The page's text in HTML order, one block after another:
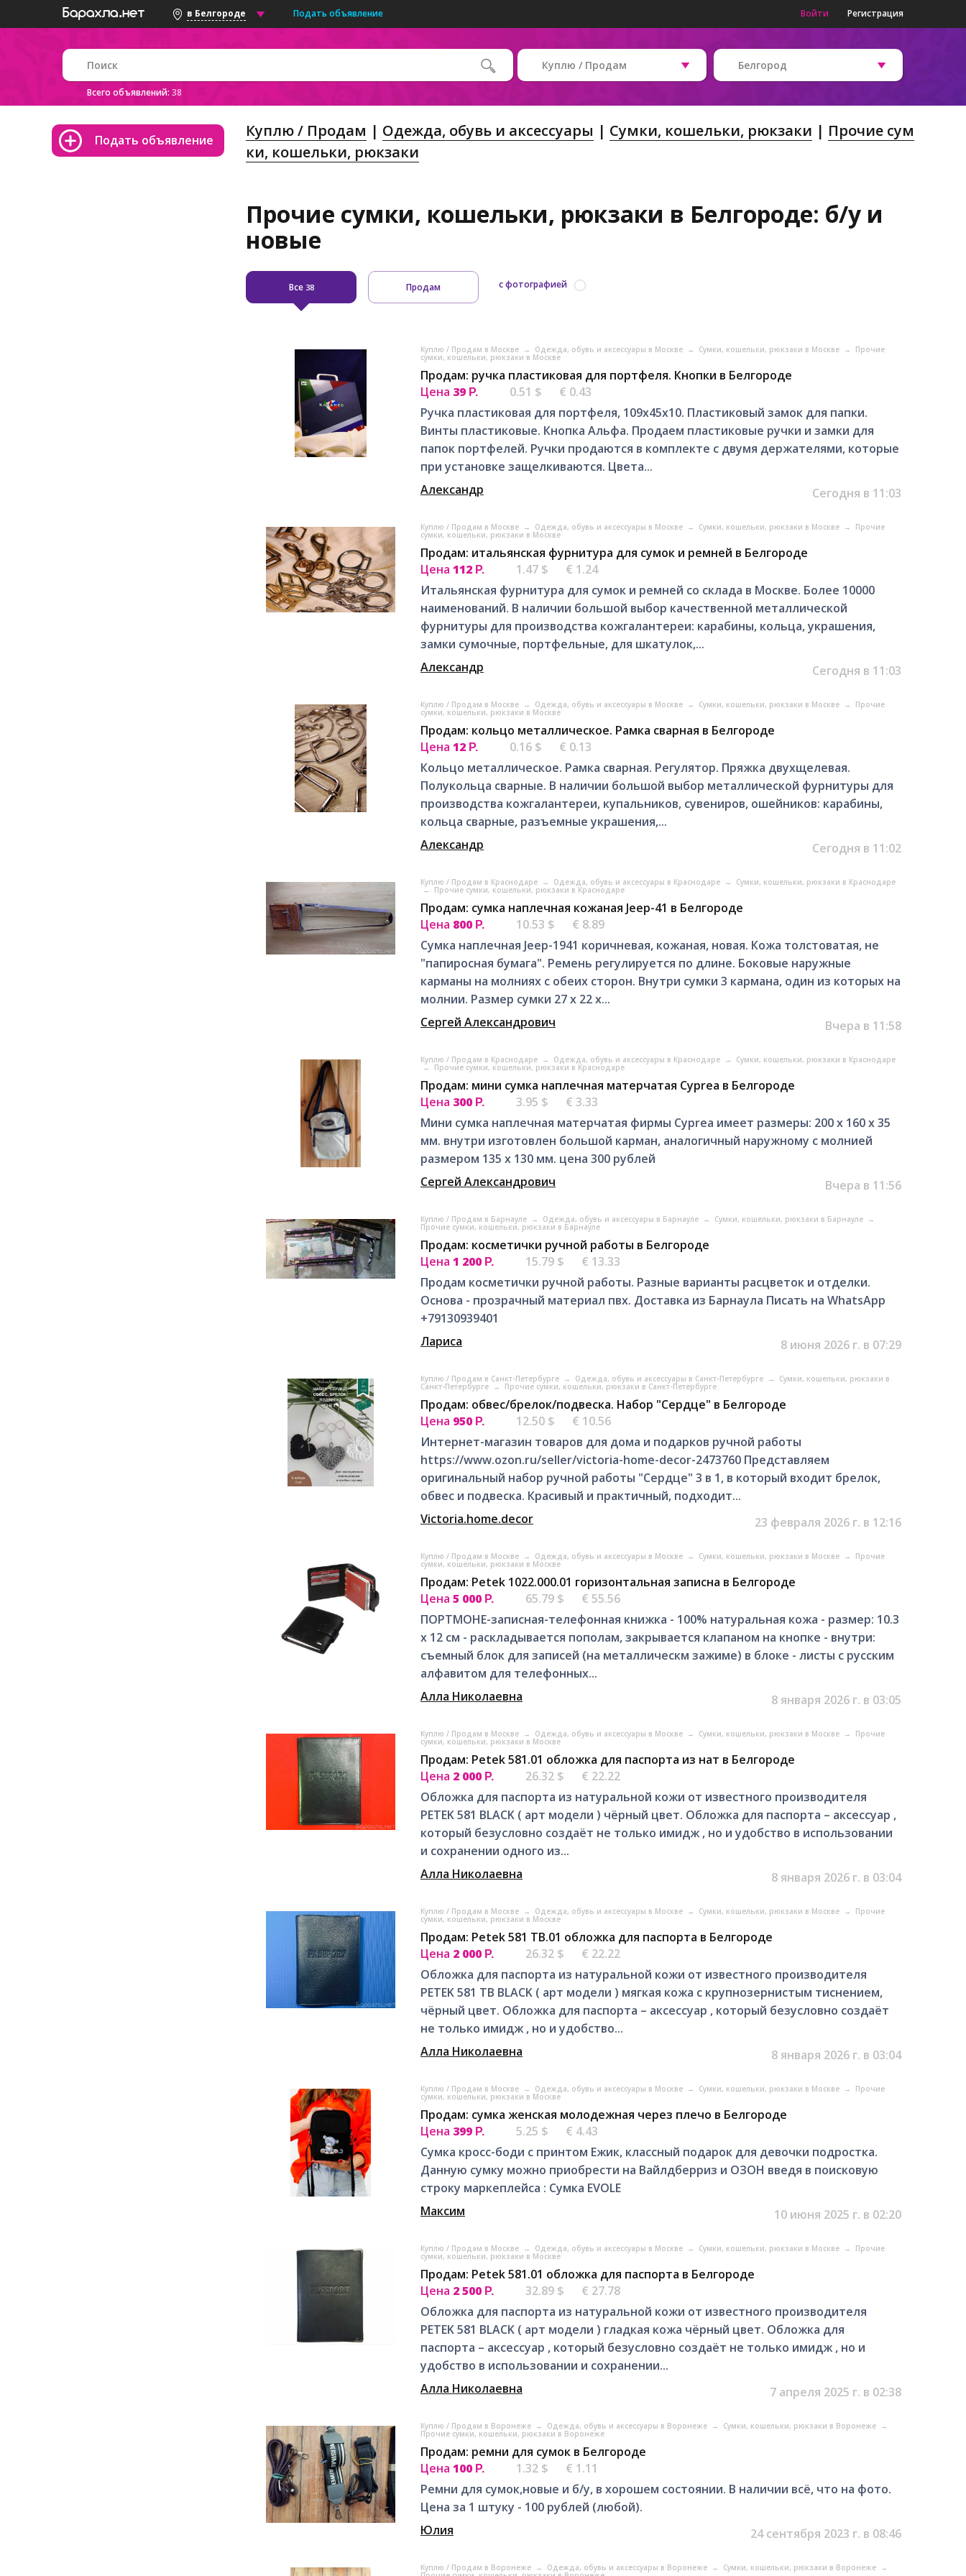
в Белгороде Подать объявление Войти Регистрация
Всего объявлений: 38
Куплю / Продам Белгород
Подать объявление Куплю / Продам Одежда, обувь и аксессуары Сумки, кошельки, рюкзаки
Прочие сум
ки, кошельки, рюкзаки
Прочие сумки, кошельки, рюкзаки в Белгороде: б/у и
новые
Все 38 Продам с фотографией
Куплю / Продам в Москве → Одежда, обувь и аксессуары в Москве → Сумки, кошельки, рюкзаки в Москве → Прочие
сумки, кошельки, рюкзаки в Москве
Продам: ручка пластиковая для портфеля. Кнопки в Белгороде
Цена 39 Р. 0.51 $
€ 0.43
Ручка пластиковая для портфеля, 109х45х10. Пластиковый замок для папки.
Винты пластиковые. Кнопка Альфа. Продаем пластиковые ручки и замки для
папок портфелей. Ручки продаются в комплекте с двумя держателями, которые
при установке защелкиваются. Цвета...
Александр
Сегодня в 11:03
Куплю / Продам в Москве → Одежда, обувь и аксессуары в Москве → Сумки, кошельки, рюкзаки в Москве → Прочие
сумки, кошельки, рюкзаки в Москве
Продам: итальянская фурнитура для сумок и ремней в Белгороде
Цена 112 Р. 1.47 $
€ 1.24
Итальянская фурнитура для сумок и ремней со склада в Москве. Более 10000
наименований. В наличии большой выбор качественной металлической
фурнитуры для производства кожгалантереи: карабины, кольца, украшения,
замки сумочные, портфельные, для шкатулок,...
Александр
Сегодня в 11:03
Куплю / Продам в Москве → Одежда, обувь и аксессуары в Москве → Сумки, кошельки, рюкзаки в Москве → Прочие
сумки, кошельки, рюкзаки в Москве
Продам: кольцо металлическое. Рамка сварная в Белгороде
Цена 12 Р. 0.16 $
€ 0.13
Кольцо металлическое. Рамка сварная. Регулятор. Пряжка двухщелевая.
Полукольца сварные. В наличии большой выбор металлической фурнитуры для
производства кожгалантереи, купальников, сувениров, ошейников: карабины,
кольца сварные, разъемные украшения,...
Александр
Сегодня в 11:02
Куплю / Продам в Краснодаре → Одежда, обувь и аксессуары в Краснодаре → Сумки, кошельки, рюкзаки в Краснодаре
→ Прочие сумки, кошельки, рюкзаки в Краснодаре
Продам: сумка наплечная кожаная Jeep-41 в Белгороде
Цена 800 Р. 10.53 $
€ 8.89
Сумка наплечная Jeep-1941 коричневая, кожаная, новая. Кожа толстоватая, не
"папиросная бумага". Ремень регулируется по длине. Боковые наружные
карманы на молниях с обеих сторон. Внутри сумки 3 кармана, один из которых на
молнии. Размер сумки 27 х 22 х...
Сергей Александрович
Вчера в 11:58
Куплю / Продам в Краснодаре → Одежда, обувь и аксессуары в Краснодаре → Сумки, кошельки, рюкзаки в Краснодаре
→ Прочие сумки, кошельки, рюкзаки в Краснодаре
Продам: мини сумка наплечная матерчатая Cyprea в Белгороде
Цена 300 Р. 3.95 $
€ 3.33
Мини сумка наплечная матерчатая фирмы Cyprea имеет размеры: 200 х 160 х 35
мм. внутри изготовлен большой карман, аналогичный наружному с молнией
размером 135 х 130 мм. цена 300 рублей
Сергей Александрович
Вчера в 11:56
Куплю / Продам в Барнауле → Одежда, обувь и аксессуары в Барнауле → Сумки, кошельки, рюкзаки в Барнауле →
Прочие сумки, кошельки, рюкзаки в Барнауле
Продам: косметички ручной работы в Белгороде
Цена 1 200 Р. 15.79 $
€ 13.33
Продам косметички ручной работы. Разные варианты расцветок и отделки.
Основа - прозрачный материал пвх. Доставка из Барнаула Писать на WhatsApp
+79130939401
Лариса
8 июня 2026 г. в 07:29
Куплю / Продам в Санкт-Петербурге → Одежда, обувь и аксессуары в Санкт-Петербурге → Сумки, кошельки, рюкзаки в
Санкт-Петербурге → Прочие сумки, кошельки, рюкзаки в Санкт-Петербурге
Продам: обвес/брелок/подвеска. Набор "Сердце" в Белгороде
Цена 950 Р. 12.50 $
€ 10.56
Интернет-магазин товаров для дома и подарков ручной работы
https://www.ozon.ru/seller/victoria-home-decor-2473760 Представляем
оригинальный набор ручной работы "Сердце" 3 в 1, в который входит брелок,
обвес и подвеска. Красивый и практичный, подходит...
Victoria.home.decor
23 февраля 2026 г. в 12:16
Куплю / Продам в Москве → Одежда, обувь и аксессуары в Москве → Сумки, кошельки, рюкзаки в Москве → Прочие
сумки, кошельки, рюкзаки в Москве
Продам: Petek 1022.000.01 горизонтальная записна в Белгороде
Цена 5 000 Р. 65.79 $
€ 55.56
ПОРТМОНЕ-записная-телефонная книжка - 100% натуральная кожа - размер: 10.3
х 12 см - раскладывается пополам, закрывается клапаном на кнопке - внутри:
съемный блок для записей (на металлическм зажиме) в блоке - листы с русским
алфавитом для телефонных...
Алла Николаевна
8 января 2026 г. в 03:05
Куплю / Продам в Москве → Одежда, обувь и аксессуары в Москве → Сумки, кошельки, рюкзаки в Москве → Прочие
сумки, кошельки, рюкзаки в Москве
Продам: Petek 581.01 обложка для паспорта из нат в Белгороде
Цена 2 000 Р. 26.32 $
€ 22.22
Обложка для паспорта из натуральной кожи от известного производителя
PETEK 581 BLACK ( арт модели ) чёрный цвет. Обложка для паспорта – аксессуар ,
который безусловно создаёт не только имидж , но и удобство в использовании
и сохранении одного из...
Алла Николаевна
8 января 2026 г. в 03:04
Куплю / Продам в Москве → Одежда, обувь и аксессуары в Москве → Сумки, кошельки, рюкзаки в Москве → Прочие
сумки, кошельки, рюкзаки в Москве
Продам: Petek 581 TB.01 обложка для паспорта в Белгороде
Цена 2 000 Р. 26.32 $
€ 22.22
Обложка для паспорта из натуральной кожи от известного производителя
PETEK 581 TB BLACK ( арт модели ) мягкая кожа с крупнозернистым тиснением,
чёрный цвет. Обложка для паспорта – аксессуар , который безусловно создаёт
не только имидж , но и удобство...
Алла Николаевна
8 января 2026 г. в 03:04
Куплю / Продам в Москве → Одежда, обувь и аксессуары в Москве → Сумки, кошельки, рюкзаки в Москве → Прочие
сумки, кошельки, рюкзаки в Москве
Продам: сумка женская молодежная через плечо в Белгороде
Цена 399 Р. 5.25 $
€ 4.43
Сумка кросс-боди с принтом Ежик, классный подарок для девочки подростка.
Данную сумку можно приобрести на Вайлдберриз и ОЗОН введя в поисковую
строку маркеплейса : Сумка EVOLE
Максим
10 июня 2025 г. в 02:20
Куплю / Продам в Москве → Одежда, обувь и аксессуары в Москве → Сумки, кошельки, рюкзаки в Москве → Прочие
сумки, кошельки, рюкзаки в Москве
Продам: Petek 581.01 обложка для паспорта в Белгороде
Цена 2 500 Р. 32.89 $
€ 27.78
Обложка для паспорта из натуральной кожи от известного производителя
PETEK 581 BLACK ( арт модели ) гладкая кожа чёрный цвет. Обложка для
паспорта – аксессуар , который безусловно создаёт не только имидж , но и
удобство в использовании и сохранении...
Алла Николаевна
7 апреля 2025 г. в 02:38
Куплю / Продам в Воронеже → Одежда, обувь и аксессуары в Воронеже → Сумки, кошельки, рюкзаки в Воронеже →
Прочие сумки, кошельки, рюкзаки в Воронеже
Продам: ремни для сумок в Белгороде
Цена 100 Р. 1.32 $
€ 1.11
Ремни для сумок,новые и б/у, в хорошем состоянии. В наличии всё, что на фото.
Цена за 1 штуку - 100 рублей (любой).
Юлия
24 сентября 2023 г. в 08:46
Куплю / Продам в Воронеже → Одежда, обувь и аксессуары в Воронеже → Сумки, кошельки, рюкзаки в Воронеже →